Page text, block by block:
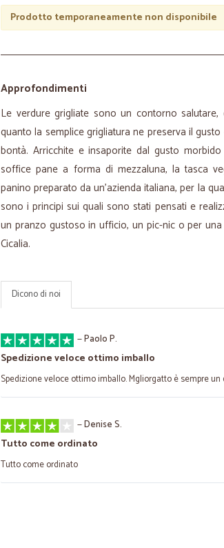
Prodotto temporaneamente non disponibile
Approfondimenti
Le verdure grigliate sono un contorno
quanto la semplice grigliatura ne preserva il
bontà. Arricchite e insaporite dal gusto
soffice pane a forma di mezzaluna, la tasca
panino preparato da un’azienda italiana, per la
sono i principi sui quali sono stati pensati e
un pranzo gustoso in ufficio, un pic-nic o per
Cicalia.
Dicono di noi
—Paolo P.
Spedizione veloce ottimo imballo
Spedizione veloce ottimo imballo. Mgliorgatto è sempre
—Denise S.
Tutto come ordinato
Tutto come ordinato